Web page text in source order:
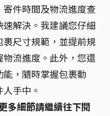
件時間及物流進度查
解決。我建議您仔細
尺寸規範，並提前規
流進度。此外，您還
，隨時掌握包裹動
手中。
多細節請繼續往下閱